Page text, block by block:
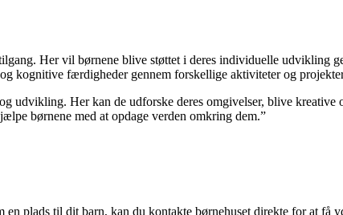
Her vil børnene blive støttet i deres individuelle udvikling
kognitive færdigheder gennem forskellige aktiviteter og
udvikling. Her kan de udforske deres omgivelser, blive
børnene med at opdage verden omkring dem.”
plads til dit barn, kan du kontakte børnehuset direkte for at få